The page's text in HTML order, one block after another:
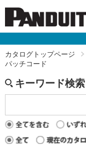
カタログトップページ
パッチコード
キーワード検索